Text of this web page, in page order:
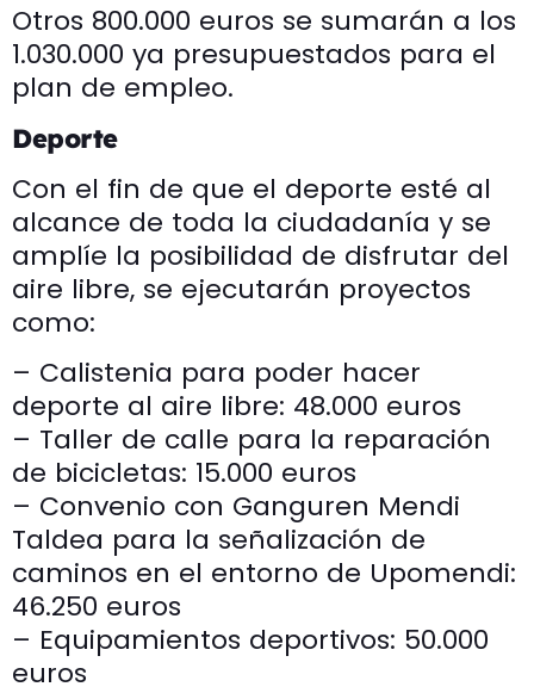
Otros 800.000 euros se sumarán a los
1.030.000 ya presupuestados para el
plan de empleo.
Deporte
Con el fin de que el deporte esté al
alcance de toda la ciudadanía y se
amplíe la posibilidad de disfrutar del
aire libre, se ejecutarán proyectos
como:
– Calistenia para poder hacer
deporte al aire libre: 48.000 euros
– Taller de calle para la reparación
de bicicletas: 15.000 euros
– Convenio con Ganguren Mendi
Taldea para la señalización de
caminos en el entorno de Upomendi:
46.250 euros
– Equipamientos deportivos: 50.000
euros